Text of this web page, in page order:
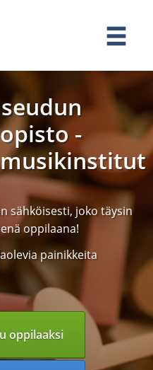
-
sähköisesti, joko täysin
oppilaana!
painikkeita
oppilaaksi